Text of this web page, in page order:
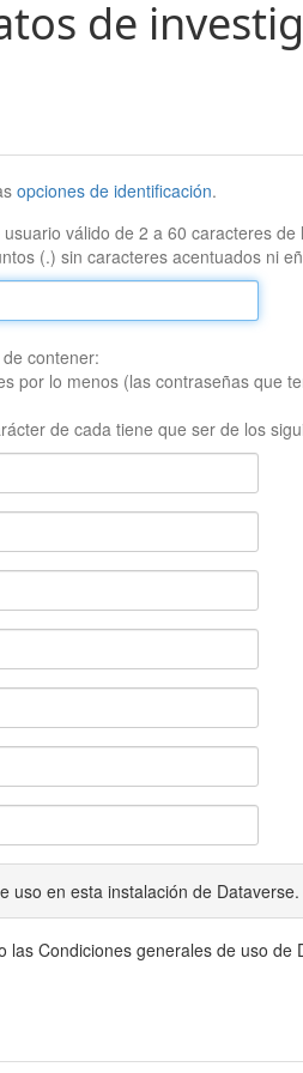
de
opciones de identificación.
válido de 2 a 60 caracteres
(.) sin caracteres acentuados ni
contener:
por lo menos (las contraseñas que
de cada tiene que ser de los
uso en esta instalación de Dataverse.
las Condiciones generales de uso de